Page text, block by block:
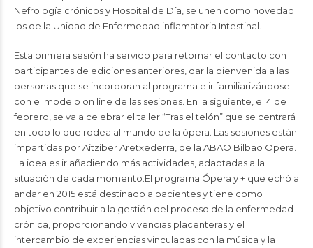
Nefrología crónicos y Hospital de Día, se unen como novedad
los de la Unidad de Enfermedad inflamatoria Intestinal.
Esta primera sesión ha servido para retomar el contacto con
participantes de ediciones anteriores, dar la bienvenida a las
personas que se incorporan al programa e ir familiarizándose
con el modelo on line de las sesiones. En la siguiente, el 4 de
febrero, se va a celebrar el taller “Tras el telón” que se centrará
en todo lo que rodea al mundo de la ópera. Las sesiones están
impartidas por Aitziber Aretxederra, de la ABAO Bilbao Opera.
La idea es ir añadiendo más actividades, adaptadas a la
situación de cada momento.El programa Ópera y + que echó a
andar en 2015 está destinado a pacientes y tiene como
objetivo contribuir a la gestión del proceso de la enfermedad
crónica, proporcionando vivencias placenteras y el
intercambio de experiencias vinculadas con la música y la